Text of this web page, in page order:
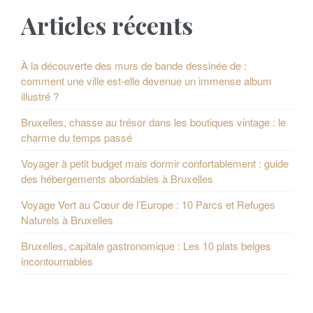
Articles récents
À la découverte des murs de bande dessinée de :
comment une ville est-elle devenue un immense album
illustré ?
Bruxelles, chasse au trésor dans les boutiques vintage : le
charme du temps passé
Voyager à petit budget mais dormir confortablement : guide
des hébergements abordables à Bruxelles
Voyage Vert au Cœur de l’Europe : 10 Parcs et Refuges
Naturels à Bruxelles
Bruxelles, capitale gastronomique : Les 10 plats belges
incontournables